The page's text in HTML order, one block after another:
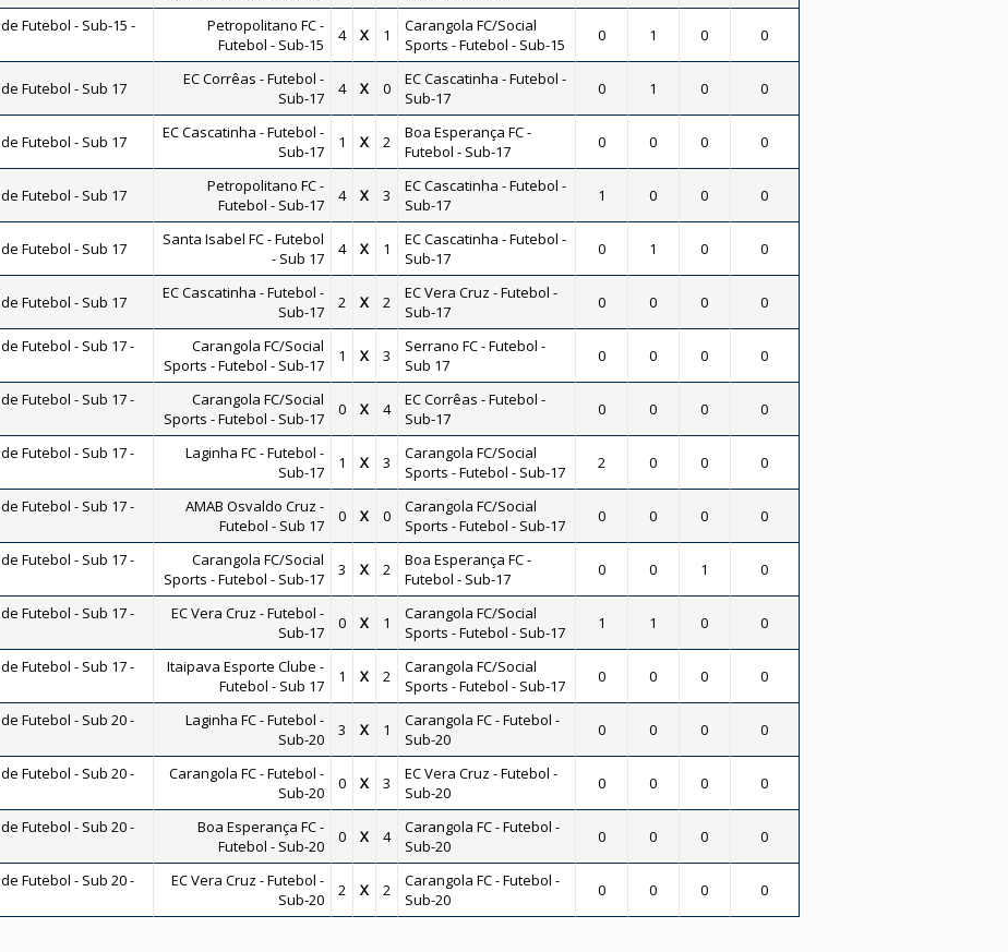
Futebol - Sub-15 -
Petropolitano FC -
Futebol - Sub-15
4 X 1
Carangola FC/Social
Sports - Futebol - Sub-15
0 1 0 0
Futebol - Sub 17
EC Corrêas - Futebol -
Sub-17
4 X 0
EC Cascatinha - Futebol -
Sub-17
0 1 0 0
Futebol - Sub 17
EC Cascatinha - Futebol -
Sub-17
1 X 2
Boa Esperança FC -
Futebol - Sub-17
0 0 0 0
Futebol - Sub 17
Petropolitano FC -
Futebol - Sub-17
4 X 3
EC Cascatinha - Futebol -
Sub-17
1 0 0 0
Futebol - Sub 17
Santa Isabel FC - Futebol
- Sub 17
4 X 1
EC Cascatinha - Futebol -
Sub-17
0 1 0 0
Futebol - Sub 17
EC Cascatinha - Futebol -
Sub-17
2 X 2
EC Vera Cruz - Futebol -
Sub-17
0 0 0 0
Futebol - Sub 17 -
Carangola FC/Social
Sports - Futebol - Sub-17
1 X 3
Serrano FC - Futebol -
Sub 17
0 0 0 0
Futebol - Sub 17 -
Carangola FC/Social
Sports - Futebol - Sub-17
0 X 4
EC Corrêas - Futebol -
Sub-17
0 0 0 0
Futebol - Sub 17 -
Laginha FC - Futebol -
Sub-17
1 X 3
Carangola FC/Social
Sports - Futebol - Sub-17
2 0 0 0
Futebol - Sub 17 -
AMAB Osvaldo Cruz -
Futebol - Sub 17
0 X 0
Carangola FC/Social
Sports - Futebol - Sub-17
0 0 0 0
Futebol - Sub 17 -
Carangola FC/Social
Sports - Futebol - Sub-17
3 X 2
Boa Esperança FC -
Futebol - Sub-17
0 0 1 0
Futebol - Sub 17 -
EC Vera Cruz - Futebol -
Sub-17
0 X 1
Carangola FC/Social
Sports - Futebol - Sub-17
1 1 0 0
Futebol - Sub 17 -
Itaipava Esporte Clube -
Futebol - Sub 17
1 X 2
Carangola FC/Social
Sports - Futebol - Sub-17
0 0 0 0
Futebol - Sub 20 -
Laginha FC - Futebol -
Sub-20
3 X 1
Carangola FC - Futebol -
Sub-20
0 0 0 0
Futebol - Sub 20 -
Carangola FC - Futebol -
Sub-20
0 X 3
EC Vera Cruz - Futebol -
Sub-20
0 0 0 0
Futebol - Sub 20 -
Boa Esperança FC -
Futebol - Sub-20
0 X 4
Carangola FC - Futebol -
Sub-20
0 0 0 0
Futebol - Sub 20 -
EC Vera Cruz - Futebol -
Sub-20
2 X 2
Carangola FC - Futebol -
Sub-20
0 0 0 0